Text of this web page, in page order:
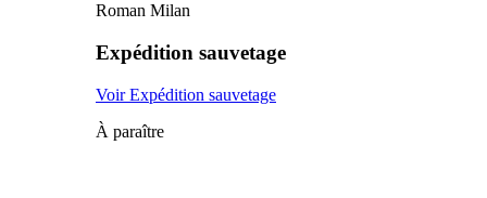
Roman Milan
Expédition sauvetage
Voir Expédition sauvetage
À paraître